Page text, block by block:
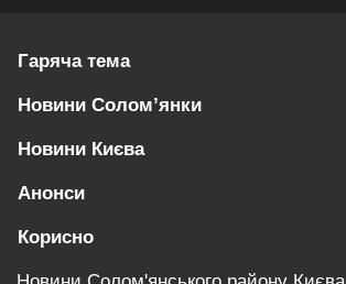
Гаряча тема
Новини Солом’янки
Новини Києва
Анонси
Корисно